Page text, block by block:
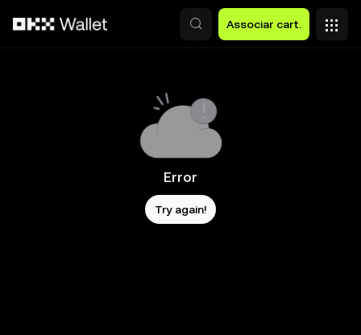
Associar cart.
Error
Try again!